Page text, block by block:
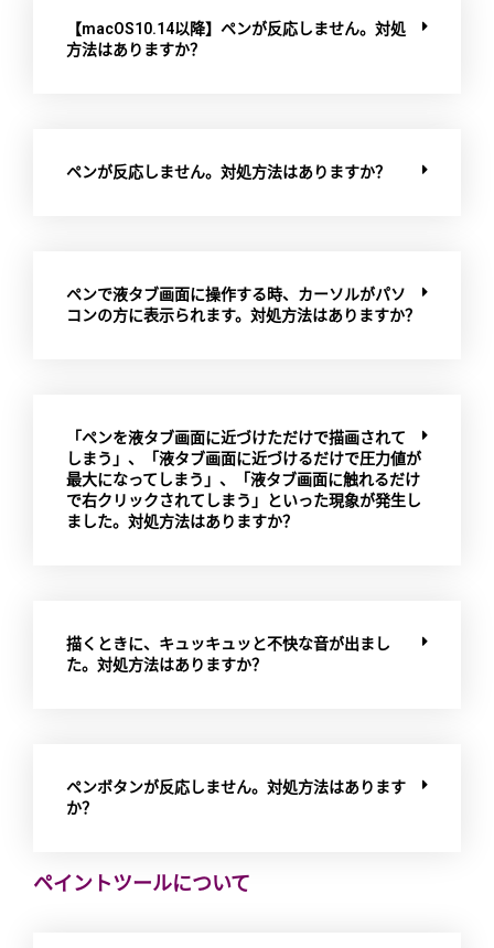
【macOS10.14以降】ペンが反応しません。対処
方法はありますか？
ペンが反応しません。対処方法はありますか？
ペンで液タブ画面に操作する時、カーソルがパソ
コンの方に表示られます。対処方法はありますか？
「ペンを液タブ画面に近づけただけで描画されて
しまう」、「液タブ画面に近づけるだけで圧力値が
最大になってしまう」、「液タブ画面に触れるだけ
で右クリックされてしまう」といった現象が発生し
ました。対処方法はありますか？
描くときに、キュッキュッと不快な音が出まし
た。対処方法はありますか？
ペンボタンが反応しません。対処方法はあります
か？
ペイントツールについて